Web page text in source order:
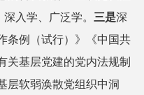
入学、广泛学。 三是深
条例（试行）》《中国共
关基层党建的党内法规制
层软弱涣散党组织中洞